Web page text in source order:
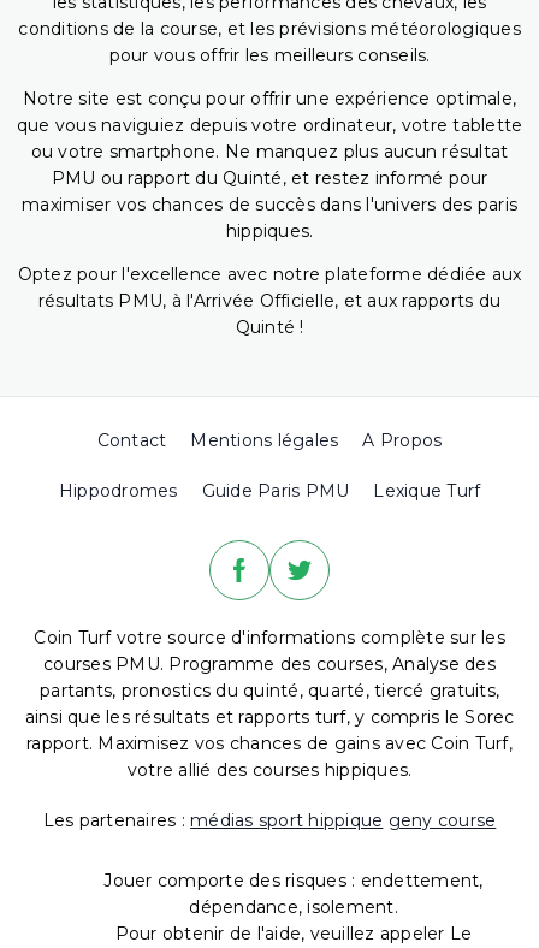
conditions de la course, et les prévisions météorologiques
pour vous offrir les meilleurs conseils.
Notre site est conçu pour offrir une expérience optimale,
que vous naviguiez depuis votre ordinateur, votre tablette
ou votre smartphone. Ne manquez plus aucun résultat
PMU ou rapport du Quinté, et restez informé pour
maximiser vos chances de succès dans l'univers des paris
hippiques.
Optez pour l'excellence avec notre plateforme dédiée aux
résultats PMU, à l'Arrivée Officielle, et aux rapports du
Quinté !
Contact Mentions légales A Propos
Hippodromes Guide Paris PMU Lexique Turf
Coin Turf votre source d'informations complète sur les
courses PMU. Programme des courses, Analyse des
partants, pronostics du quinté, quarté, tiercé gratuits,
ainsi que les résultats et rapports turf, y compris le Sorec
rapport. Maximisez vos chances de gains avec Coin Turf,
votre allié des courses hippiques.
Les partenaires : médias sport hippique geny course
Jouer comporte des risques : endettement,
dépendance, isolement.
Pour obtenir de l'aide, veuillez appeler Le